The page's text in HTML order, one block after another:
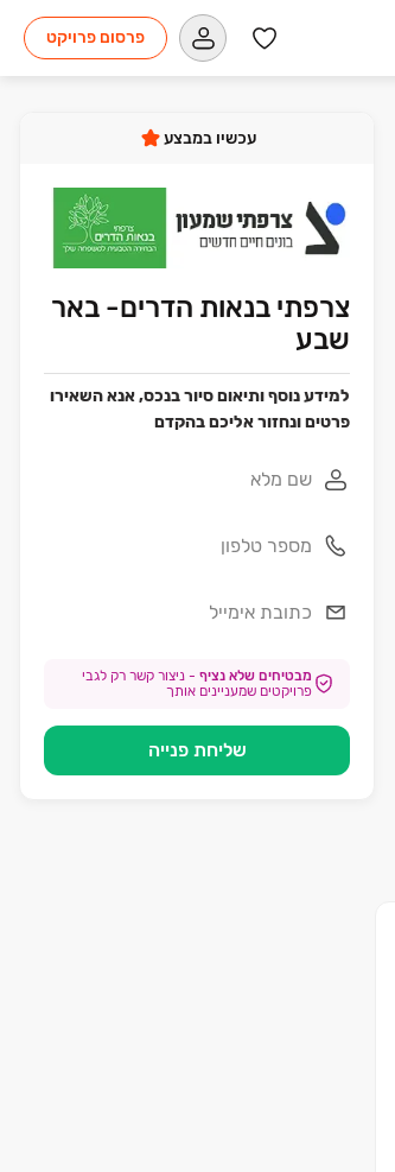
פרסום פרויקט
עכשיו במבצע
צרפתי בנאות הדרים- באר
שבע
למידע נוסף ותיאום סיור בנכס, אנא השאירו
פרטים ונחזור אליכם בהקדם
מבטיחים שלא נציף - ניצור קשר רק לגבי
פרויקטים שמעניינים אותך
שליחת פנייה